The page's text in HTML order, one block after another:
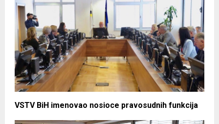
VSTV BiH imenovao nosioce pravosudnih funkcija